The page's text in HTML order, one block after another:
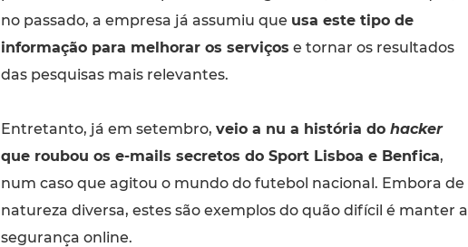
no passado, a empresa já assumiu que usa este tipo de
informação para melhorar os serviços e tornar os resultados
das pesquisas mais relevantes.
Entretanto, já em setembro, veio a nu a história do hacker
que roubou os e-mails secretos do Sport Lisboa e Benfica,
num caso que agitou o mundo do futebol nacional. Embora de
natureza diversa, estes são exemplos do quão difícil é manter a
segurança online.